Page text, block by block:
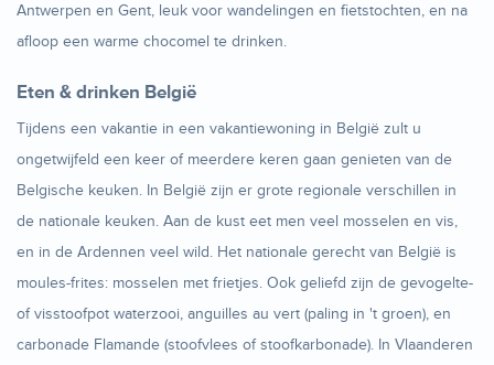
Antwerpen en Gent, leuk voor wandelingen en fietstochten, en na
afloop een warme chocomel te drinken.
Eten & drinken België
Tijdens een vakantie in een vakantiewoning in België zult u
ongetwijfeld een keer of meerdere keren gaan genieten van de
Belgische keuken. In België zijn er grote regionale verschillen in
de nationale keuken. Aan de kust eet men veel mosselen en vis,
en in de Ardennen veel wild. Het nationale gerecht van België is
moules-frites: mosselen met frietjes. Ook geliefd zijn de gevogelte-
of visstoofpot waterzooi, anguilles au vert (paling in 't groen), en
carbonade Flamande (stoofvlees of stoofkarbonade). In Vlaanderen